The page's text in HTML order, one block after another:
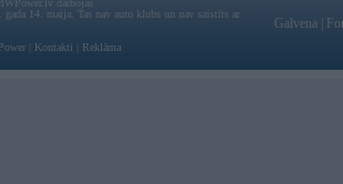
darbojas
gada 14. maija. Tas nav auto klubs un nav saistīts ar
Kontakti Reklāma
Galvena